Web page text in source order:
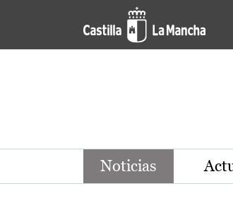
Pasar al contenido principal
Noticias de la
Noticias